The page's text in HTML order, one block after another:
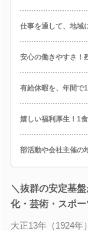
仕事を通して、地域
安心の働きやすさ！
有給休暇を、年間で
嬉しい福利厚生！1
部活動や会社主催の
＼抜群の安定基
化・芸術・スポ
大正13年（1924年